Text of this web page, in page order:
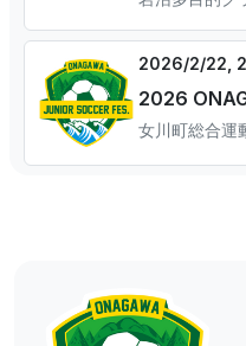
2026/2/22,
2026
⼥川町総合運